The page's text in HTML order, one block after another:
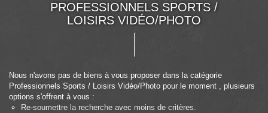
PROFESSIONNELS SPORTS /
LOISIRS VIDÉO/PHOTO
Nous n'avons pas de biens à vous proposer dans la catégorie
Professionnels Sports / Loisirs Vidéo/Photo pour le moment , plusieurs
options s'offrent à vous :
Re-soumettre la recherche avec moins de critères.